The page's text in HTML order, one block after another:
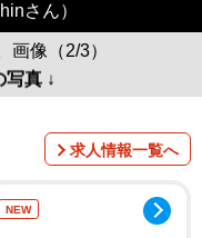
さん）
画像（2/3）
写真 ↓
求人情報一覧へ
NEW